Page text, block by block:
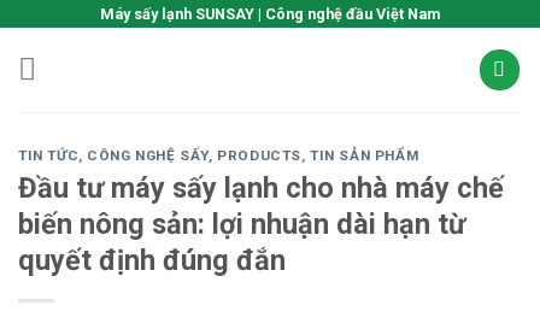
content
Máy sấy lạnh SUNSAY | Công nghệ đầu Việt Nam
TIN TỨC, CÔNG NGHỆ SẤY, PRODUCTS,TIN SẢN PHẨM
Đầu tư máy sấy lạnh cho nhà máy chế
biến nông sản: lợi nhuận dài hạn từ
quyết định đúng đắn